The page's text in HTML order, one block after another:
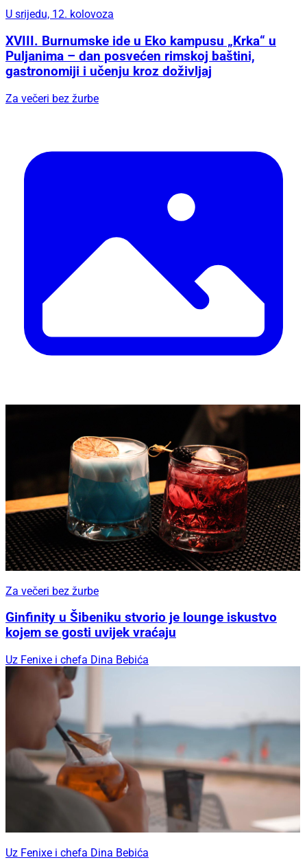
U srijedu, 12. kolovoza
XVIII. Burnumske ide u Eko kampusu „Krka“ u
Puljanima – dan posvećen rimskoj baštini,
gastronomiji i učenju kroz doživljaj
Za večeri bez žurbe
Za večeri bez žurbe
Ginfinity u Šibeniku stvorio je lounge iskustvo
kojem se gosti uvijek vraćaju
Uz Fenixe i chefa Dina Bebića
Uz Fenixe i chefa Dina Bebića